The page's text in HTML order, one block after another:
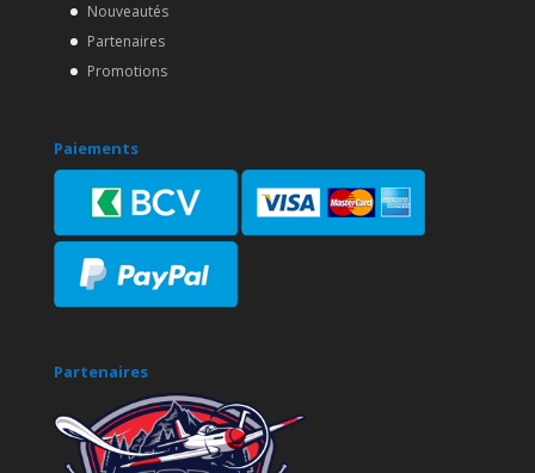
Nouveautés
Partenaires
Promotions
Paiements
Partenaires